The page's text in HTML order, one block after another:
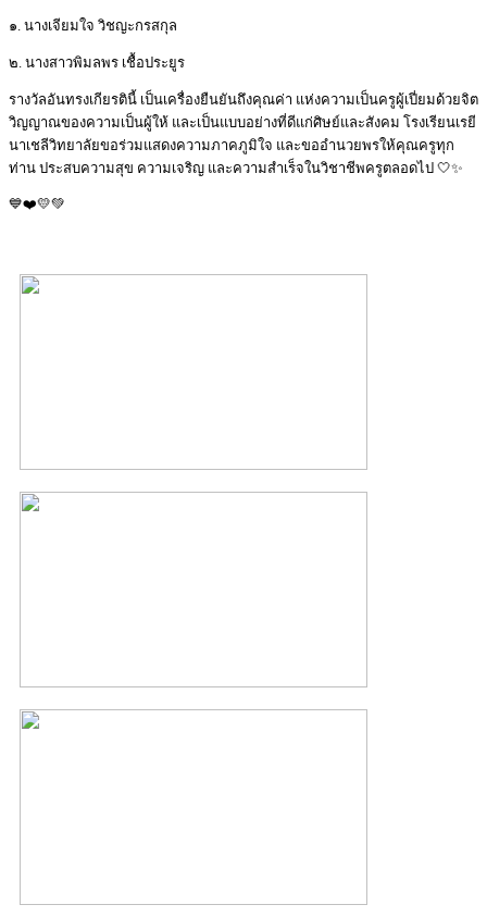
๑. นางเจียมใจ วิชญะกรสกุล
๒. นางสาวพิมลพร เชื้อประยูร
รางวัลอันทรงเกียรตินี้ เป็นเครื่องยืนยันถึงคุณค่า แห่งความเป็นครูผู้เปี่ยมด้วยจิต
วิญญาณของความเป็นผู้ให้ และเป็นแบบอย่างที่ดีแก่ศิษย์และสังคม โรงเรียนเรยี
นาเชลีวิทยาลัยขอร่วมแสดงความภาคภูมิใจ และขออำนวยพรให้คุณครูทุก
ท่าน ประสบความสุข ความเจริญ และความสำเร็จในวิชาชีพครูตลอดไป 🤍✨
💙❤️💛💚